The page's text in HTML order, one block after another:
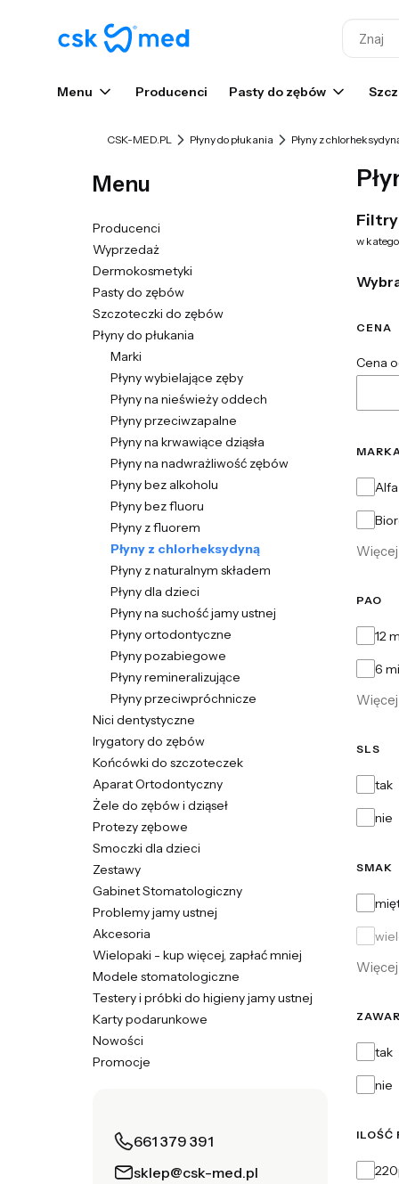
Menu Producenci Pasty do zębów
CSK-MED.PL Płyny do płukania Płyny z
Menu
Producenci
Wyprzedaż
Dermokosmetyki
Pasty do zębów
Szczoteczki do zębów
Płyny do płukania
Marki
Płyny wybielające zęby
Płyny na nieświeży oddech
Płyny przeciwzapalne
Płyny na krwawiące dziąsła
Płyny na nadwrażliwość zębów
Płyny bez alkoholu
Płyny bez fluoru
Płyny z fluorem
Płyny z chlorheksydyną
Płyny z naturalnym składem
Płyny dla dzieci
Płyny na suchość jamy ustnej
Płyny ortodontyczne
Płyny pozabiegowe
Płyny remineralizujące
Płyny przeciwpróchnicze
Nici dentystyczne
Irygatory do zębów
Końcówki do szczoteczek
Aparat Ortodontyczny
Żele do zębów i dziąseł
Protezy zębowe
Smoczki dla dzieci
Zestawy
Gabinet Stomatologiczny
Problemy jamy ustnej
Akcesoria
Wielopaki - kup więcej, zapłać mniej
Modele stomatologiczne
Testery i próbki do higieny jamy ustnej
Karty podarunkowe
Nowości
Promocje
661 379 391
sklep@csk-med.pl
Filtry
w
CENA
Cena
Marka
Alfa
PAO
PAO
12
6
SLS
SLStak
nie
SMAK
Smak
tak
nie
ILOŚĆ
Ilość